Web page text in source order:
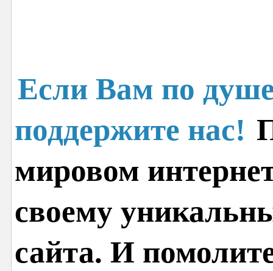
Если Вам по
поддержите нас!
мировом
своему
сайта. И